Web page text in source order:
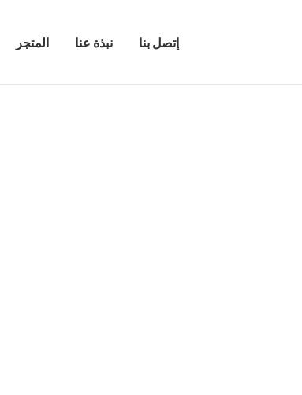
المتجر نبذة عنا إتصل بنا